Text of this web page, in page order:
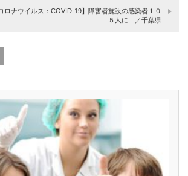
ロナウイルス：COVID-19】障害者施設の感染者１０
５人に ／千葉県